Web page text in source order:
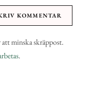
minska skräppost.
.